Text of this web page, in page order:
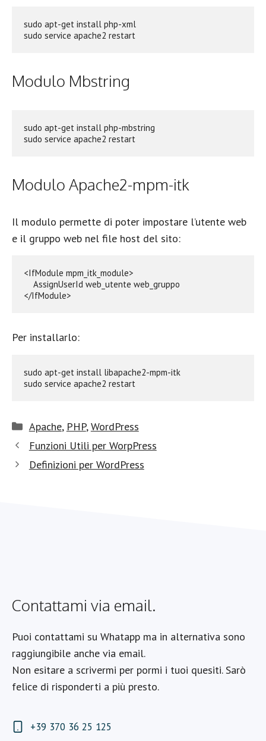
sudo apt-get install php-xml
Modulo Mbstring
sudo apt-get install php-mbstring
Modulo Apache2-mpm-itk
Il modulo permette di poter impostare l’utente web
e il gruppo web nel file host del sito:
<IfModule mpm_itk_module>
</IfModule>
Per installarlo:
sudo apt-get install libapache2-mpm-itk
sudo service apache2 restart
Categorie
Apache, PHP,WordPress
Funzioni Utili per WorpPress
Definizioni per WordPress
Contattami via email.
Puoi contattami su Whatapp ma in alternativa sono
raggiungibile anche via email.
Non esitare a scrivermi per pormi i tuoi quesiti. Sarò
felice di risponderti a più presto.
+39 370 36 25 125